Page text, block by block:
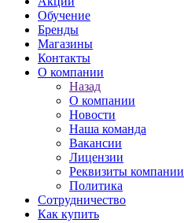
Обучение
Бренды
Магазины
Контакты
О компании
Назад
О компании
Новости
Наша команда
Вакансии
Лицензии
Реквизиты компании
Политика
Сотрудничество
Как купить